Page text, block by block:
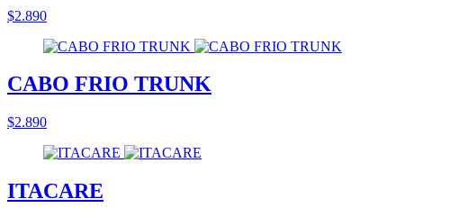
$2.890
CABO FRIO TRUNK
$2.890
ITACARE